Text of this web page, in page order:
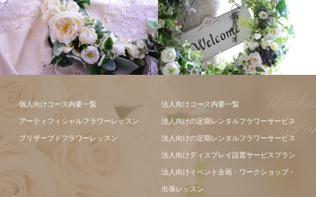
ンジメント
ンジメント
個人向けコース内要一覧
アーティフィシャルフラワーレッスン
プリザーブドフラワーレッスン
法人向けコース内要一覧
法人向けの定期レンタルフラワーサービス
法人向けの定期レンタルフラワーサービス
法人向けディスプレイ設置サービスプラン
法人向けイベント企画・ワークショップ・
出張レッスン